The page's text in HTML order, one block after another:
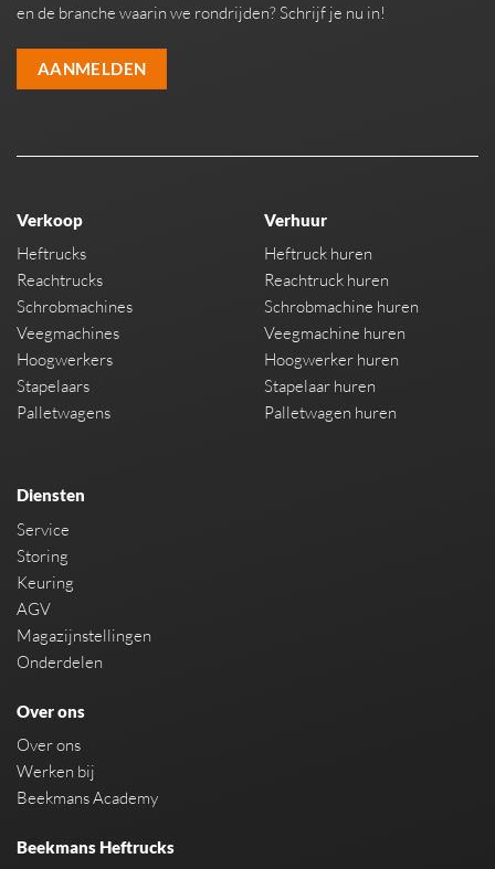
en de branche waarin we rondrijden? Schrijf je nu in!
AANMELDEN
Verkoop
Heftrucks
Reachtrucks
Schrobmachines
Veegmachines
Hoogwerkers
Stapelaars
Palletwagens
Verhuur
Heftruck huren
Reachtruck huren
Schrobmachine huren
Veegmachine huren
Hoogwerker huren
Stapelaar huren
Palletwagen huren
Diensten
Service
Storing
Keuring
AGV
Magazijnstellingen
Onderdelen
Over ons
Over ons
Werken bij
Beekmans Academy
Beekmans Heftrucks